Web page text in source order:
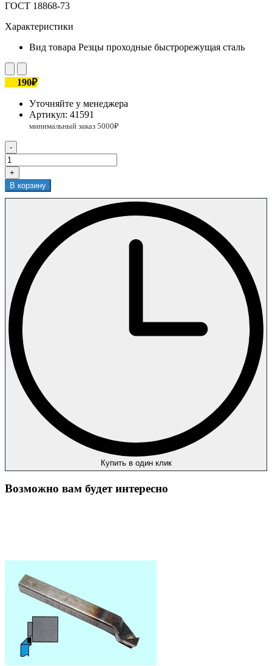
ГОСТ 18868-73
Характеристики
Вид товара Резцы проходные быстрорежущая сталь
190₽
Уточняйте у менеджера
Артикул: 41591
-
+
В корзину
Купить в один клик
Возможно вам будет интересно